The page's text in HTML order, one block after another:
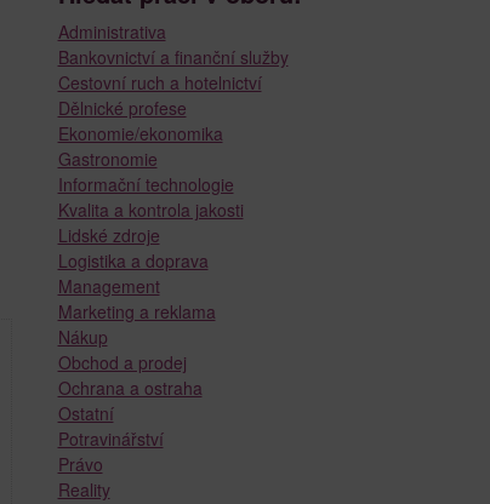
Administrativa
Bankovnictví a finanční služby
Cestovní ruch a hotelnictví
Dělnické profese
Ekonomie/ekonomika
Gastronomie
Informační technologie
Kvalita a kontrola jakosti
Lidské zdroje
Logistika a doprava
Management
Marketing a reklama
Nákup
Obchod a prodej
Ochrana a ostraha
Ostatní
Potravinářství
Právo
Reality